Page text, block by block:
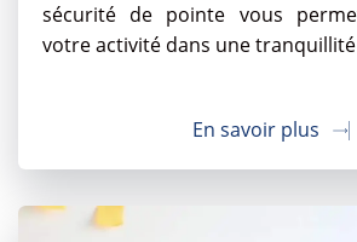
sécurité de pointe vous
votre activité dans une
En savoir plus